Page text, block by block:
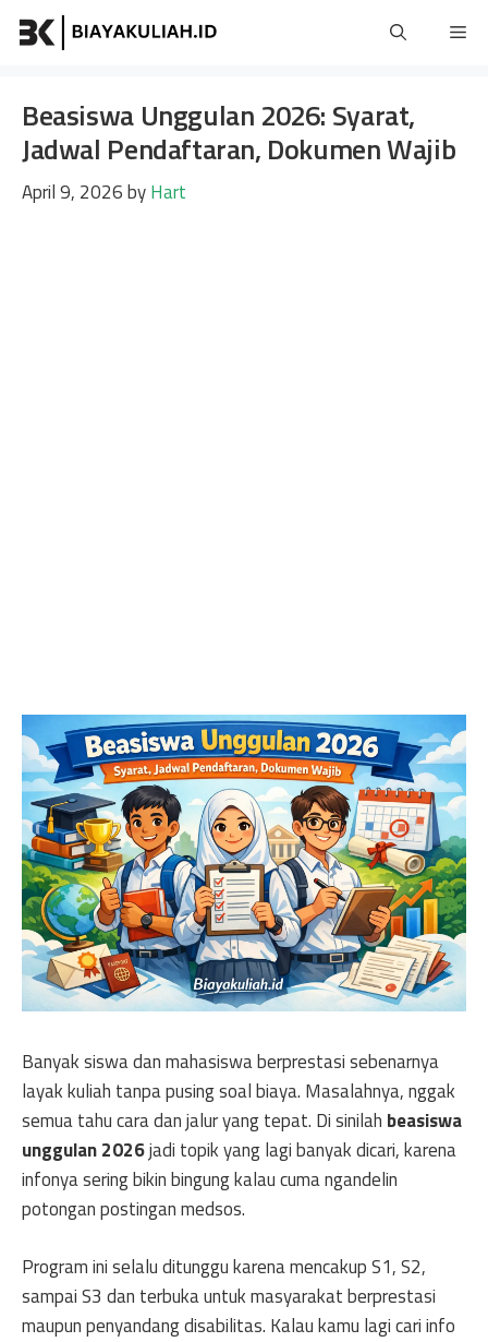
Skip
Beasiswa Unggulan 2026: Syarat,
Jadwal Pendaftaran, Dokumen Wajib
April 9, 2026byHart
Banyak siswa dan mahasiswa berprestasi sebenarnya
layak kuliah tanpa pusing soal biaya. Masalahnya, nggak
semua tahu cara dan jalur yang tepat. Di sinilah beasiswa
unggulan 2026jadi topik yang lagi banyak dicari, karena
infonya sering bikin bingung kalau cuma ngandelin
potongan postingan medsos.
Program ini selalu ditunggu karena mencakup S1, S2,
sampai S3 dan terbuka untuk masyarakat berprestasi
maupun penyandang disabilitas. Kalau kamu lagi cari info